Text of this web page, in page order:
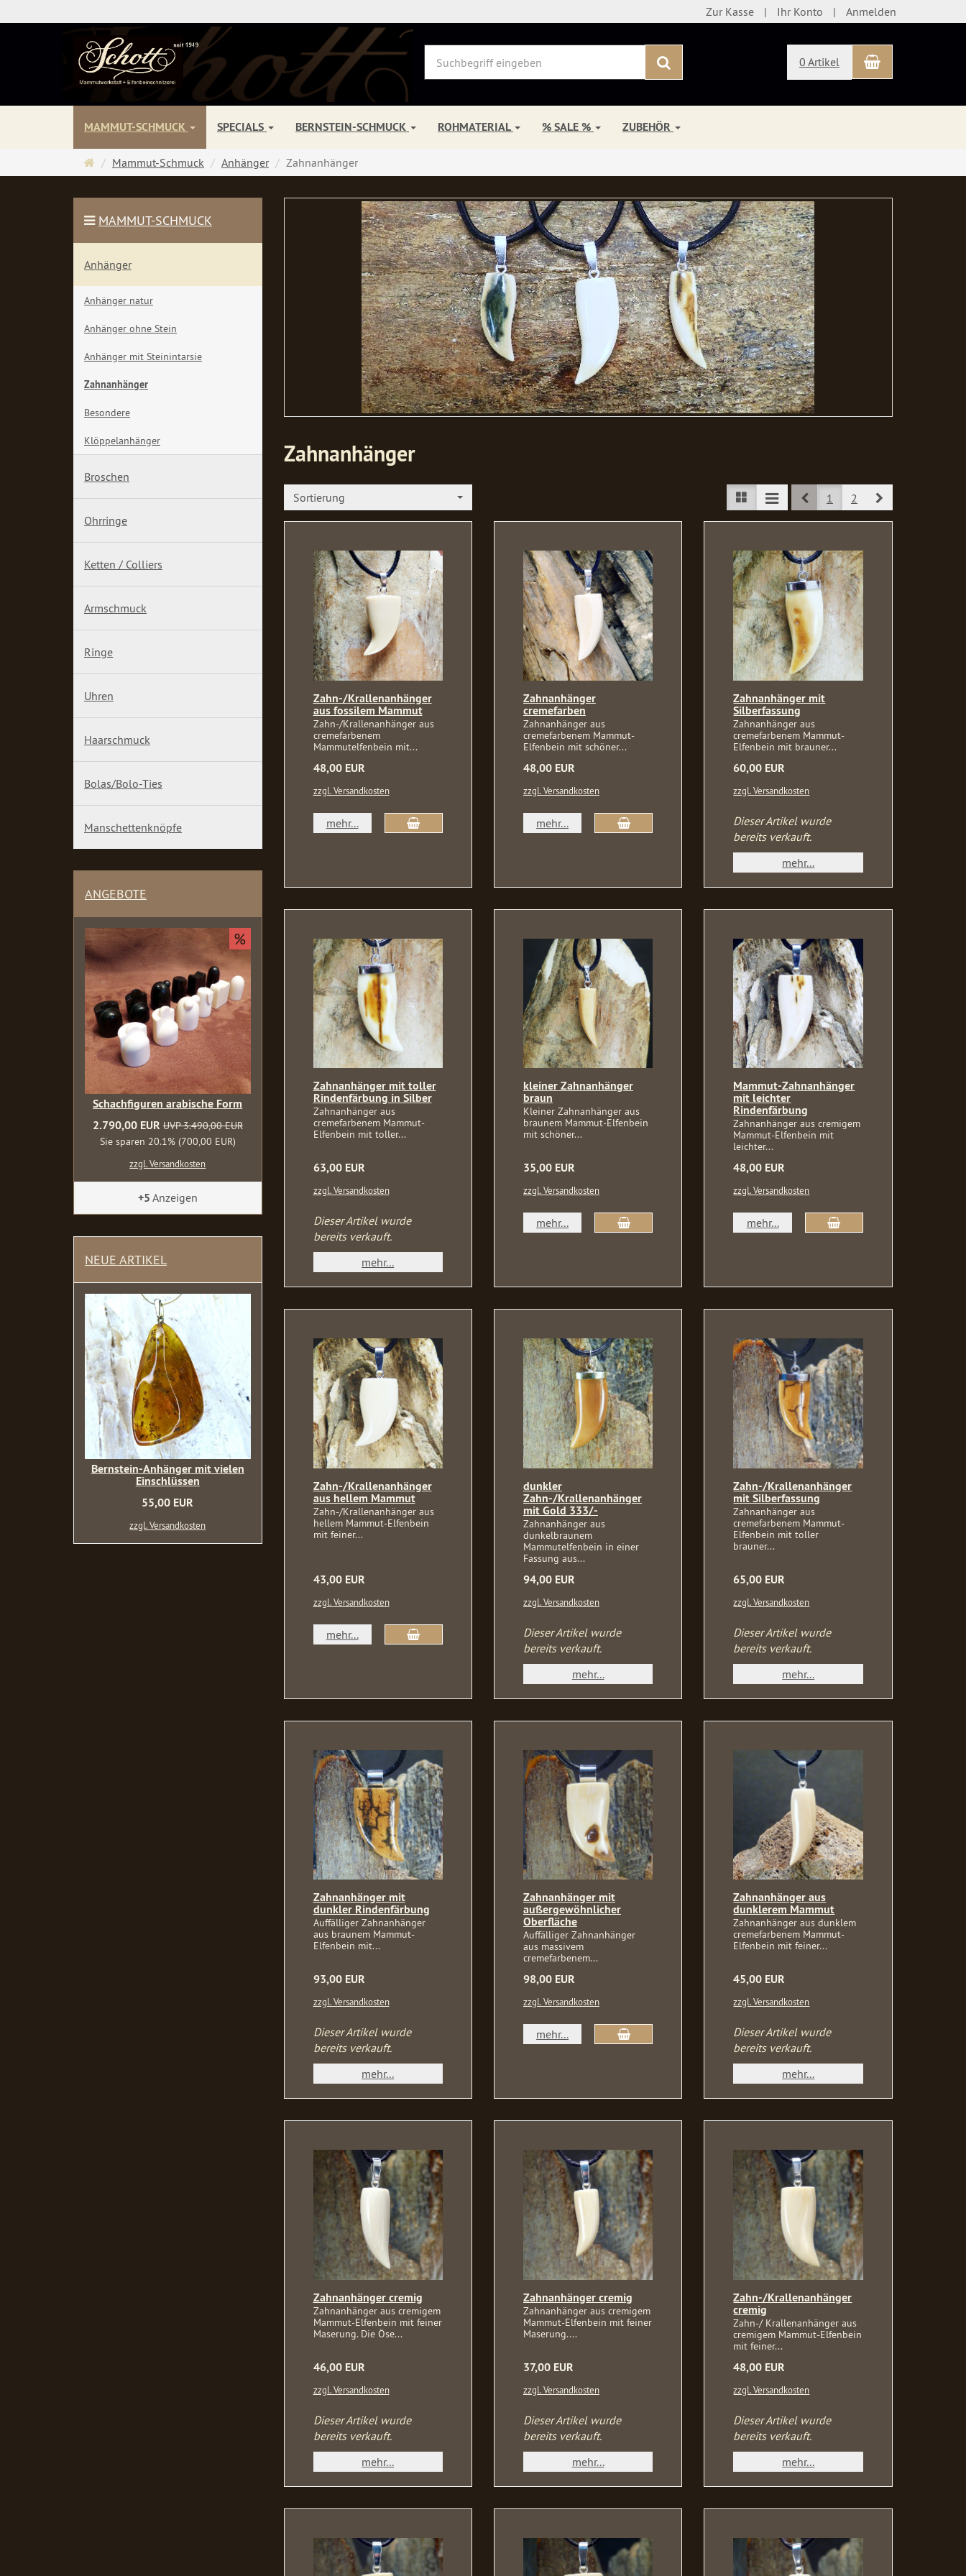
Zur Kasse Ihr Konto Anmelden
0 Artikel Warenkorb
MAMMUT-SCHMUCK SPECIALS BERNSTEIN-SCHMUCK ROHMATERIAL % SALE % ZUBEHÖR
Startseite
Mammut-Schmuck Anhänger Zahnanhänger
Zahnanhänger
Sortierung Prev1 2 Next
Zahn-/Krallenanhänger
aus fossilem Mammut
Zahn-/Krallenanhänger aus
cremefarbenem
Mammutelfenbein mit...
48,00 EUR
zzgl. Versandkosten
mehr...
Zahnanhänger
cremefarben
Zahnanhänger aus
cremefarbenem Mammut-
Elfenbein mit schöner...
48,00 EUR
zzgl. Versandkosten
mehr...
Zahnanhänger mit
Silberfassung
Zahnanhänger aus
cremefarbenem Mammut-
Elfenbein mit brauner...
60,00 EUR
zzgl. Versandkosten
Dieser Artikel wurde
bereits verkauft.
mehr...
Zahnanhänger mit toller
Rindenfärbung in Silber
Zahnanhänger aus
cremefarbenem Mammut-
Elfenbein mit toller...
63,00 EUR
zzgl. Versandkosten
Dieser Artikel wurde
bereits verkauft.
mehr...
kleiner Zahnanhänger
braun
Kleiner Zahnanhänger aus
braunem Mammut-Elfenbein
mit schöner...
35,00 EUR
zzgl. Versandkosten
mehr...
Mammut-Zahnanhänger
mit leichter
Rindenfärbung
Zahnanhänger aus cremigem
Mammut-Elfenbein mit
leichter...
48,00 EUR
zzgl. Versandkosten
mehr...
Zahn-/Krallenanhänger
aus hellem Mammut
Zahn-/Krallenanhänger aus
hellem Mammut-Elfenbein
mit feiner...
43,00 EUR
zzgl. Versandkosten
mehr...
dunkler
Zahn-/Krallenanhänger
mit Gold 333/-
Zahnanhänger aus
dunkelbraunem
Mammutelfenbein in einer
Fassung aus...
94,00 EUR
zzgl. Versandkosten
Dieser Artikel wurde
bereits verkauft.
mehr...
Zahn-/Krallenanhänger
mit Silberfassung
Zahnanhänger aus
cremefarbenem Mammut-
Elfenbein mit toller
brauner...
65,00 EUR
zzgl. Versandkosten
Dieser Artikel wurde
bereits verkauft.
mehr...
Zahnanhänger mit
dunkler Rindenfärbung
Auffälliger Zahnanhänger
aus braunem Mammut-
Elfenbein mit...
93,00 EUR
zzgl. Versandkosten
Dieser Artikel wurde
bereits verkauft.
mehr...
Zahnanhänger mit
außergewöhnlicher
Oberfläche
Auffälliger Zahnanhänger
aus massivem
cremefarbenem...
98,00 EUR
zzgl. Versandkosten
mehr...
Zahnanhänger aus
dunklerem Mammut
Zahnanhänger aus dunklem
cremefarbenem Mammut-
Elfenbein mit feiner...
45,00 EUR
zzgl. Versandkosten
Dieser Artikel wurde
bereits verkauft.
mehr...
Zahnanhänger cremig
Zahnanhänger aus cremigem
Mammut-Elfenbein mit feiner
Maserung. Die Öse...
46,00 EUR
zzgl. Versandkosten
Dieser Artikel wurde
bereits verkauft.
mehr...
Zahnanhänger cremig
Zahnanhänger aus cremigem
Mammut-Elfenbein mit feiner
Maserung....
37,00 EUR
zzgl. Versandkosten
Dieser Artikel wurde
bereits verkauft.
mehr...
Zahn-/Krallenanhänger
cremig
Zahn-/ Krallenanhänger aus
cremigem Mammut-Elfenbein
mit feiner...
48,00 EUR
zzgl. Versandkosten
Dieser Artikel wurde
bereits verkauft.
mehr...
MAMMUT-SCHMUCK
Anhänger
Anhänger natur
Anhänger ohne Stein
Anhänger mit Steinintarsie
Zahnanhänger
Besondere
Klöppelanhänger
Broschen
Ohrringe
Ketten / Colliers
Armschmuck
Ringe
Uhren
Haarschmuck
Bolas/Bolo-Ties
Manschettenknöpfe
ANGEBOTE
Schachfiguren arabische Form
2.790,00 EUR UVP 3.490,00 EUR
Sie sparen 20.1% (700,00 EUR)
zzgl. Versandkosten
%
+5 Anzeigen
NEUE ARTIKEL
Bernstein-Anhänger mit vielen
Einschlüssen
55,00 EUR
zzgl. Versandkosten